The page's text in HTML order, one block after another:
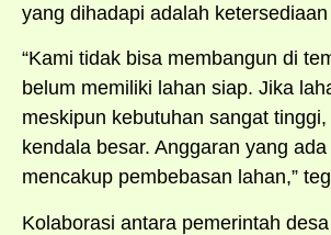
yang dihadapi adalah
“Kami tidak bisa membangun di
belum memiliki lahan siap. Jika
meskipun kebutuhan sangat
kendala besar. Anggaran yang
mencakup pembebasan lahan,”
Kolaborasi antara pemerintah